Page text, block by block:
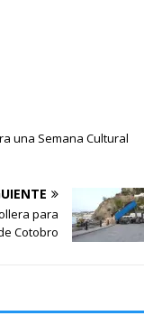
una Semana Cultural
para
Cotobro